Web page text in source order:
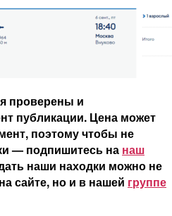
проверены и
публикации. Цена может
поэтому чтобы не
— подпишитесь на наш
наши находки можно не
сайте, но и в нашей группе